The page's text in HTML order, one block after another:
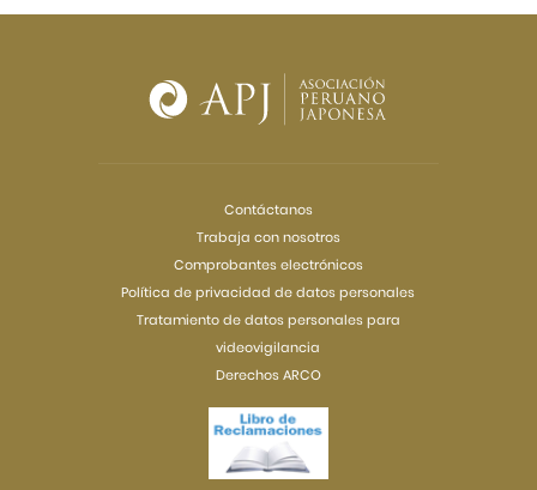
Contáctanos
Trabaja con nosotros
Comprobantes electrónicos
Política de privacidad de datos personales
Tratamiento de datos personales para
videovigilancia
Derechos ARCO